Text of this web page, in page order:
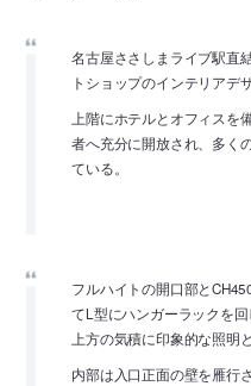
名古屋ささしまライブ駅直
トショップのインテリアデ
上階にホテルとオフィスを
者へ充分に開放され、多く
ている。
フルハイトの開口部と
てL型にハンガーラックを
上方の気積に印象的な照明
内部は入口正面の壁を雁行